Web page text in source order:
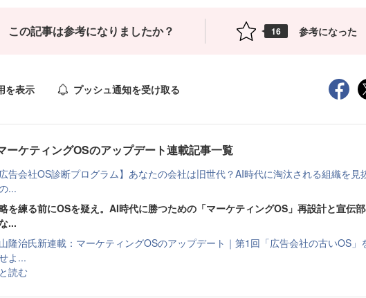
この記事は参考になりましたか？ 16 参考になった
を表示 プッシュ通知を受け取る
ーケティングOSのアップデート連載記事一覧
広告会社OS診断プログラム】あなたの会社は旧世代？AI時代に淘汰される組織を見
...
を練る前にOSを疑え。AI時代に勝つための「マーケティングOS」再設計と宣伝
...
隆治氏新連載：マーケティングOSのアップデート｜第1回「広告会社の古いOS」
よ...
読む